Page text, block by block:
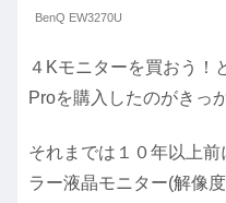
BenQ EW3270U
４Kモニターを買おう！
Proを購入したのがきっ
それまでは１０年以上
ラー液晶モニター(解像